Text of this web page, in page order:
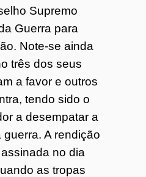
Supremo
Guerra para
Note-se ainda
três dos seus
a favor e outros
tendo sido o
a desempatar a
A rendição
no dia
as tropas